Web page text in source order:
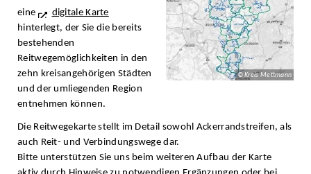
© Kreis Mettmann
eine
digitale Karte
hinterlegt, der Sie die bereits
bestehenden
Reitwegemöglichkeiten in den
zehn kreisangehörigen Städten
und der umliegenden Region
entnehmen können.
Die Reitwegekarte stellt im Detail sowohl Ackerrandstreifen, als
auch Reit- und Verbindungswege dar.
Bitte unterstützen Sie uns beim weiteren Aufbau der Karte